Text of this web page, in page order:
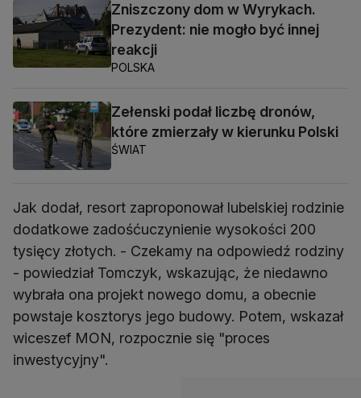
Zniszczony dom w Wyrykach.
Prezydent: nie mogło być innej
reakcji
POLSKA
Zełenski podał liczbę dronów,
które zmierzały w kierunku Polski
ŚWIAT
Jak dodał, resort zaproponował lubelskiej rodzinie
dodatkowe zadośćuczynienie wysokości 200
tysięcy złotych. - Czekamy na odpowiedź rodziny
- powiedział Tomczyk, wskazując, że niedawno
wybrała ona projekt nowego domu, a obecnie
powstaje kosztorys jego budowy. Potem, wskazał
wiceszef MON, rozpocznie się "proces
inwestycyjny".